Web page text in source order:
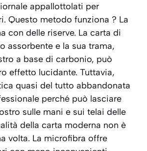
appallottolati per
Questo metodo funziona ? La
con delle riserve. La carta di
assorbente e la sua trama,
a base di carbonio, può
effetto lucidante. Tuttavia,
quasi del tutto abbandonata
perché può lasciare
sulle mani e sui telai delle
della carta moderna non è
volta. La microfibra offre